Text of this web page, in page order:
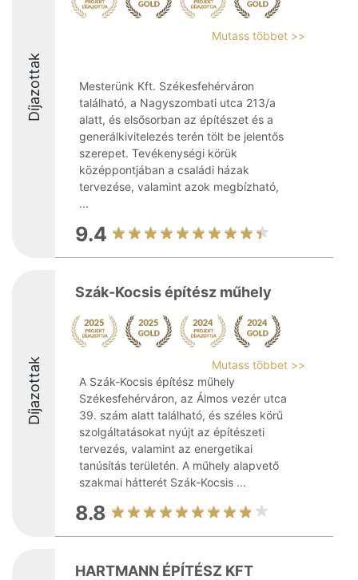
Díjazottak
Mutass többet >>
Mesterünk Kft. Székesfehérváron
található, a Nagyszombati utca 213/a
alatt, és elsősorban az építészet és a
generálkivitelezés terén tölt be jelentős
szerepet. Tevékenységi körük
középpontjában a családi házak
tervezése, valamint azok megbízható,
...
9.4
Díjazottak
Szák-Kocsis építész műhely
Mutass többet >>
A Szák-Kocsis építész műhely
Székesfehérváron, az Álmos vezér utca
39. szám alatt található, és széles körű
szolgáltatásokat nyújt az építészeti
tervezés, valamint az energetikai
tanúsítás területén. A műhely alapvető
szakmai hátterét Szák-Kocsis ...
8.8
HARTMANN ÉPÍTÉSZ KFT